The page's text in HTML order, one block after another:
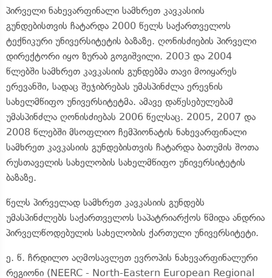
პირველი ნახევარფინალი სამხრეთ კავკასიის
გუნდებისთვის ჩატარდა 2000 წელს საქართველოს
ტექნიკური უნივერსიტეტის ბაზაზე. ღონისძიების პირველი
დირექტორი იყო ზურაბ გოგიშვილი. 2003 და 2004
წლებში სამხრეთ კავკასიის გუნდებმა თავი მოიყარეს
ერევანში, სადაც შეჯიბრებას უმასპინძლა ერევნის
სახელმწიფო უნივერსიტეტმა. ამავე დაწესებულებამ
უმასპინძლა ღონისძიებას 2006 წელსაც. 2005, 2007 და
2008 წლებში მსოფლიო ჩემპიონატის ნახევარფინალი
სამხრეთ კავკასიის გუნდებისთვის ჩატარდა ბათუმის შოთა
რუსთაველის სახელობის სახელმწიფო უნივერსიტეტის
ბაზაზე.
წელს პირველად სამხრეთ კავკასიის გუნდებს
უმასპინძლებს საქართველოს საპატრიარქოს წმიდა ანდრია
პირველწოდებულის სახელობის ქართული უნივერსიტეტი.
ე. წ. ჩრდილო აღმოსავლეთ ევროპის ნახევარფინალური
რეგიონი (NEERC - North-Eastern European Regional